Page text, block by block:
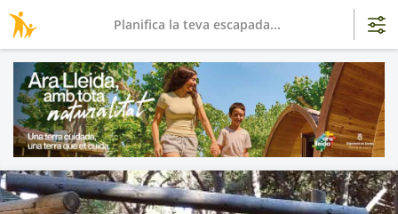
Planifica la teva escapada...